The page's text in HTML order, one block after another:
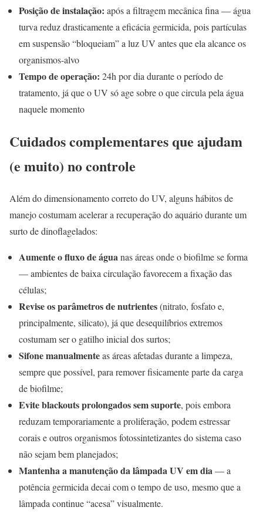
Posição de instalação: após a filtragem mecânica fina — água
turva reduz drasticamente a eficácia germicida, pois partículas
em suspensão “bloqueiam” a luz UV antes que ela alcance os
organismos-alvo
Tempo de operação: 24h por dia durante o período de
tratamento, já que o UV só age sobre o que circula pela água
naquele momento
Cuidados complementares que ajudam
(e muito) no controle
Além do dimensionamento correto do UV, alguns hábitos de
manejo costumam acelerar a recuperação do aquário durante um
surto de dinoflagelados:
Aumente o fluxo de água nas áreas onde o biofilme se forma
— ambientes de baixa circulação favorecem a fixação das
células;
Revise os parâmetros de nutrientes(nitrato, fosfato e,
principalmente, silicato), já que desequilíbrios extremos
costumam ser o gatilho inicial dos surtos;
Sifone manualmenteas áreas afetadas durante a limpeza,
sempre que possível, para remover fisicamente parte da carga
de biofilme;
Evite blackouts prolongados sem suporte, pois embora
reduzam temporariamente a proliferação, podem estressar
corais e outros organismos fotossintetizantes do sistema caso
não sejam bem planejados;
Mantenha a manutenção da lâmpada UV em dia — a
potência germicida decai com o tempo de uso, mesmo que a
lâmpada continue “acesa” visualmente.